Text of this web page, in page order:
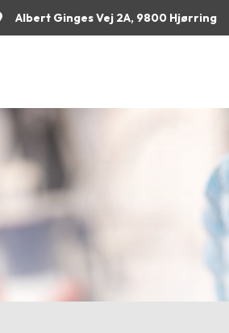
Albert Ginges Vej 2A, 9800 Hjørring